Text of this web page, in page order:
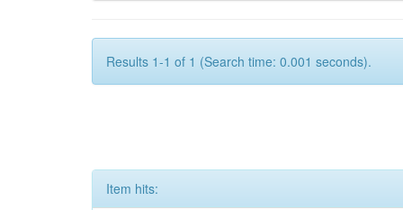
Results 1-1 of 1 (Search time: 0.001 seconds).
Item hits: